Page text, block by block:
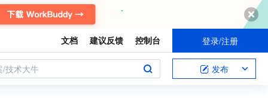
文档 建议反馈 控制台 登录/注册
/技术大牛 发布